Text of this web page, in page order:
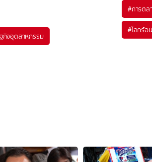
กิจอุตสาหกรรม
#การตล
#โลกร้อน